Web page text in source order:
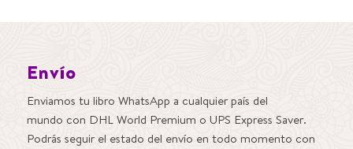
Envío
Enviamos tu libro WhatsApp a cualquier país del
mundo con DHL World Premium o UPS Express Saver.
Podrás seguir el estado del envío en todo momento con